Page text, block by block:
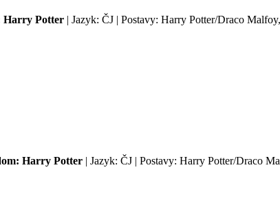
Harry Potter | Jazyk: ČJ | Postavy: Harry Potter/Draco
Harry Potter | Jazyk: ČJ | Postavy: Harry Potter/Draco